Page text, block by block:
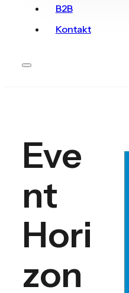
B2B
Kontakt
Eve
nt
Hori
zon